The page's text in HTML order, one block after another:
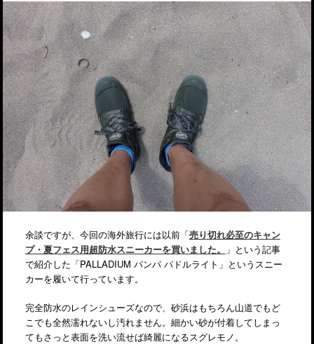
余談ですが、今回の海外旅行には以前「売り切れ必至のキャン
プ・夏フェス用超防水スニーカーを買いました。
」という記事
で紹介した「PALLADIUM パンパ パドルライト」というスニー
カーを履いて行っています。
完全防水のレインシューズなので、砂浜はもちろん山道でもど
こでも全然濡れないし汚れません。細かい砂が付着してしまっ
てもさっと表面を洗い流せば綺麗になるスグレモノ。